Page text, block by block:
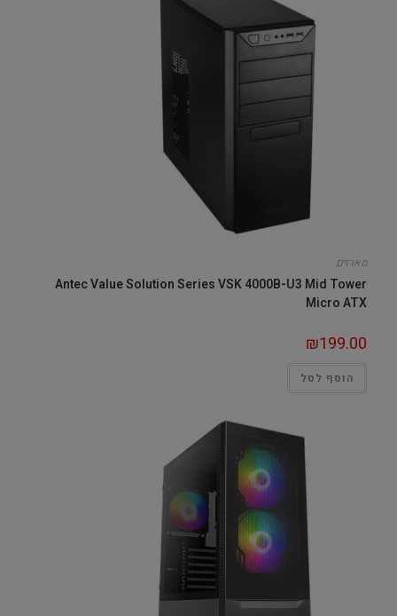
מארזים
Antec Value Solution Series VSK 4000B-U3 Mid Tower
Micro ATX
₪199.00
הוסף לסל